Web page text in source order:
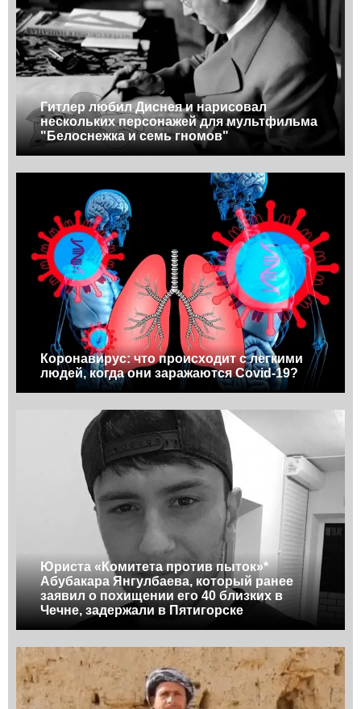
Гитлер любил Диснея и нарисовал
нескольких персонажей для мультфильма
"Белоснежка и семь гномов"
Коронавирус: что происходит с легкими
людей, когда они заражаются Covid-19?
Юриста «Комитета против пыток»*
Абубакара Янгулбаева, который ранее
заявил о похищении его 40 близких в
Чечне, задержали в Пятигорске